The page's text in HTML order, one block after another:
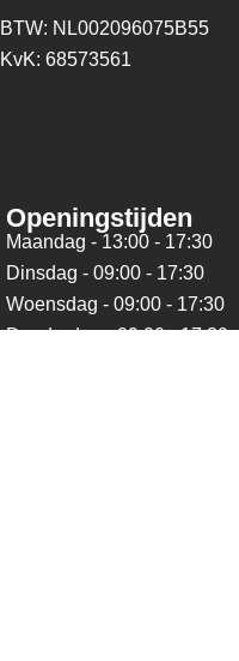
BTW: NL002096075B55
KvK: 68573561
Openingstijden
Maandag - 13:00 - 17:30
Dinsdag - 09:00 - 17:30
Woensdag - 09:00 - 17:30
Donderdag - 09:00 - 17:30